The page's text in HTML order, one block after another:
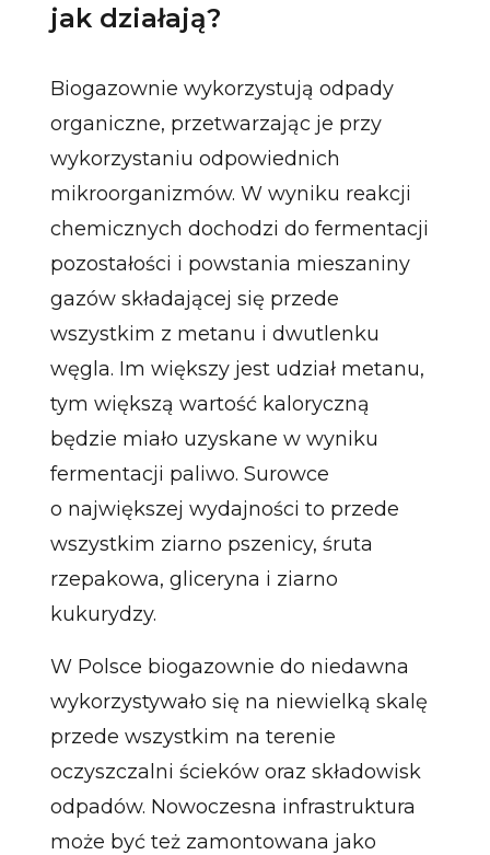
jak działają?
Biogazownie wykorzystują odpady
organiczne, przetwarzając je przy
wykorzystaniu odpowiednich
mikroorganizmów. W wyniku reakcji
chemicznych dochodzi do fermentacji
pozostałości i powstania mieszaniny
gazów składającej się przede
wszystkim z metanu i dwutlenku
węgla. Im większy jest udział metanu,
tym większą wartość kaloryczną
będzie miało uzyskane w wyniku
fermentacji paliwo. Surowce
o największej wydajności to przede
wszystkim ziarno pszenicy, śruta
rzepakowa, gliceryna i ziarno
kukurydzy.
W Polsce biogazownie do niedawna
wykorzystywało się na niewielką skalę
przede wszystkim na terenie
oczyszczalni ścieków oraz składowisk
odpadów. Nowoczesna infrastruktura
może być też zamontowana jako